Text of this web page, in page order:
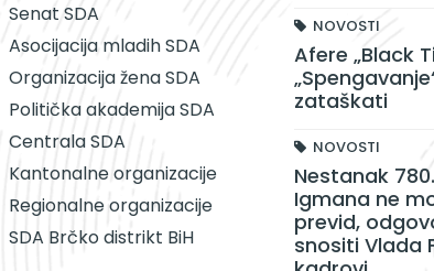
Senat SDA
Asocijacija mladih SDA
Organizacija žena SDA
Politička akademija SDA
Centrala SDA
Kantonalne organizacije
Regionalne organizacije
SDA Brčko distrikt BiH
NOVOSTI
Afere „Black
zataškati
NOVOSTI
Nestanak
Igmana ne
previd,
snositi Vlada